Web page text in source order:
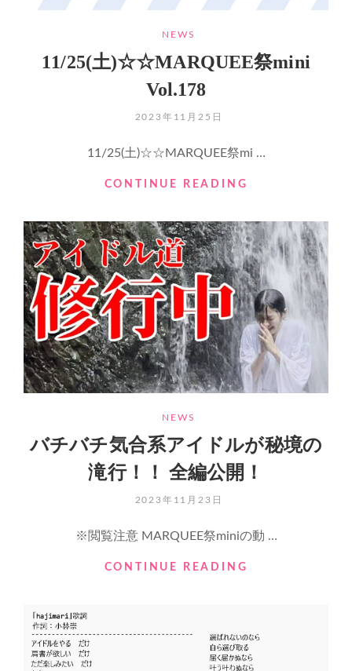
CATEGORIES
NEWS
11/25(土)☆☆MARQUEE祭mini
Vol.178
POSTED
2023年11月25日
11/25(土)☆☆MARQUEE祭mi …
CONTINUE READING
VOL.178
CATEGORIES
NEWS
バチバチ気合系アイドルが秘境の
滝行！！ 全編公開！
POSTED
2023年11月23日
※閲覧注意 MARQUEE祭miniの動 …
CONTINUE READING
合
系